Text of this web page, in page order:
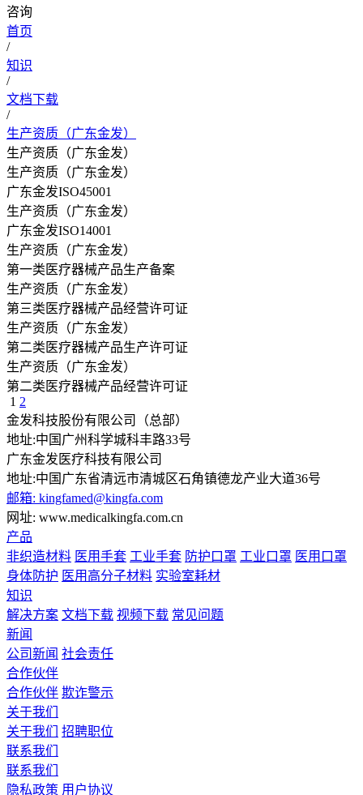
咨询
首页
/
知识
/
文档下载
/
生产资质（广东金发）
生产资质（广东金发）
生产资质（广东金发）
广东金发ISO45001
生产资质（广东金发）
广东金发ISO14001
生产资质（广东金发）
第一类医疗器械产品生产备案
生产资质（广东金发）
第三类医疗器械产品经营许可证
生产资质（广东金发）
第二类医疗器械产品生产许可证
生产资质（广东金发）
第二类医疗器械产品经营许可证
1 2
金发科技股份有限公司（总部）
地址:中国广州科学城科丰路33号
广东金发医疗科技有限公司
地址:中国广东省清远市清城区石角镇德龙产业大道36号
邮箱: kingfamed@kingfa.com
网址: www.medicalkingfa.com.cn
产品
非织造材料 医用手套 工业手套 防护口罩 工业口罩 医用口罩
身体防护 医用高分子材料 实验室耗材
知识
解决方案 文档下载 视频下载 常见问题
新闻
公司新闻 社会责任
合作伙伴
合作伙伴 欺诈警示
关于我们
关于我们
招聘职位
联系我们
联系我们
隐私政策 用户协议